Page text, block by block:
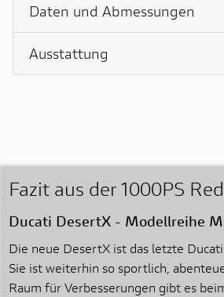
Daten und Abmessungen
Ausstattung
Fazit aus der 1000PS
Ducati DesertX - Modellreihe
Die neue DesertX ist das letzte
Sie ist weiterhin so sportlich,
Raum für Verbesserungen gibt es